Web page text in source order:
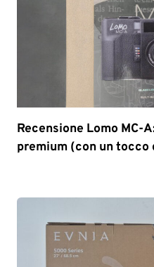
Recensione Lomo MC-
premium (con un tocco